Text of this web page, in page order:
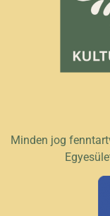
Minden jog